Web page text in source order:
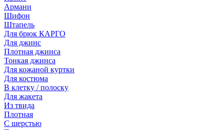
Армани
Шифон
Штапель
Для брюк КАРГО
Для джинс
Плотная джинса
Тонкая джинса
Для кожаной куртки
Для костюма
В клетку / полоску
Для жакета
Из твида
Плотная
С шерстью